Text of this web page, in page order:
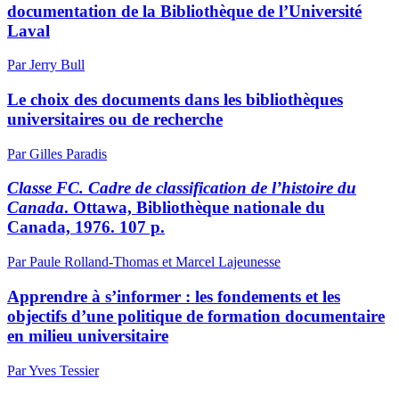
documentation de la Bibliothèque de l’Université
Laval
Par Jerry Bull
Le choix des documents dans les bibliothèques
universitaires ou de recherche
Par Gilles Paradis
Classe FC. Cadre de classification de l’histoire du
Canada. Ottawa, Bibliothèque nationale du
Canada, 1976. 107 p.
Par Paule Rolland-Thomas et Marcel Lajeunesse
Apprendre à s’informer : les fondements et les
objectifs d’une politique de formation documentaire
en milieu universitaire
Par Yves Tessier